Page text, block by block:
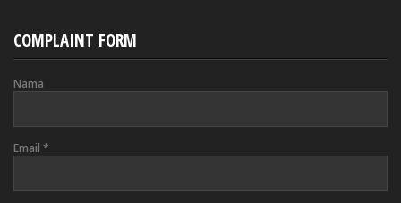
COMPLAINT FORM
Nama
Email *